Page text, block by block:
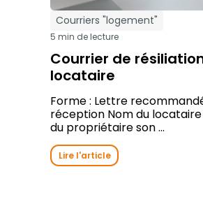
Courriers "logement"
5 min de lecture
Courrier de
locataire
Forme : Lettre
réception Nom du
du propriétaire son ...
Lire l'article